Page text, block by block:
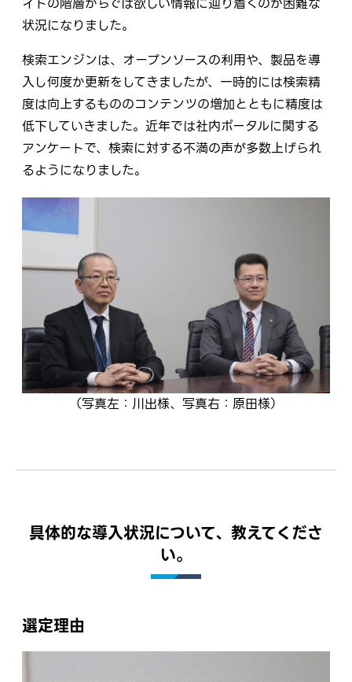
状況になりました。
検索エンジンは、オープンソースの利用や、製品を導
入し何度か更新をしてきましたが、一時的には検索精
度は向上するもののコンテンツの増加とともに精度は
低下していきました。近年では社内ポータルに関する
アンケートで、検索に対する不満の声が多数上げられ
るようになりました。
（写真左：川出様、写真右：原田様）
具体的な導入状況について、教えてくださ
い。
選定理由